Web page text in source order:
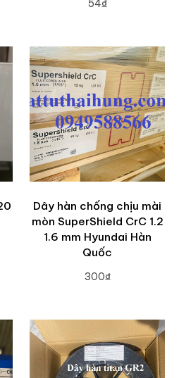
54₫
Dây hàn chống chịu mài
mòn SuperShield CrC 1.2
1.6 mm Hyundai Hàn
Quốc
300₫